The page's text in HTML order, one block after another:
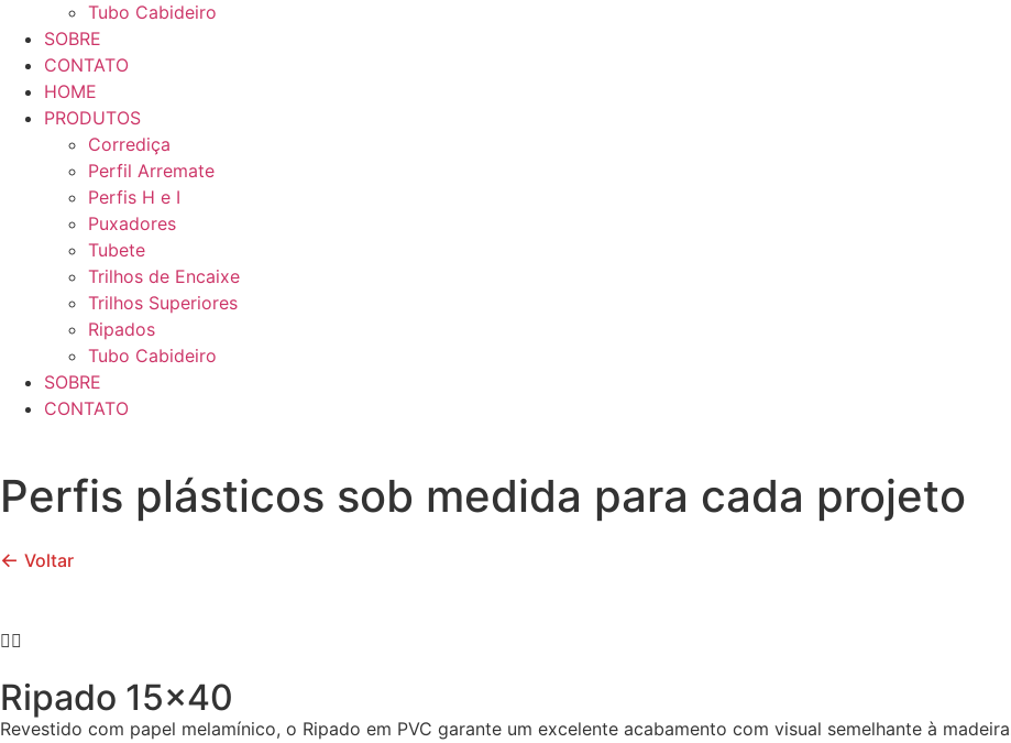
Tubo Cabideiro
SOBRE
CONTATO
HOME
PRODUTOS
Corrediça
Perfil Arremate
Perfis H e I
Puxadores
Tubete
Trilhos de Encaixe
Trilhos Superiores
Ripados
Tubo Cabideiro
SOBRE
CONTATO
Perfis plásticos sob medida para cada projeto
← Voltar
Ripado 15x40
Revestido com papel melamínico, o Ripado em PVC garante um excelente acabamento com visual semelhante à